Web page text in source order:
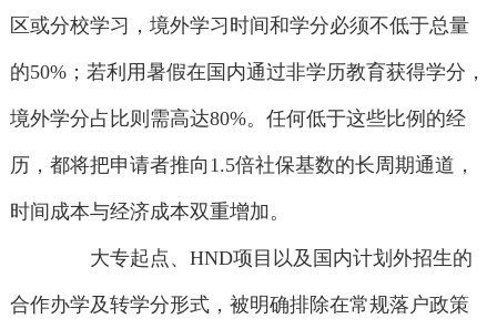
区或分校学习，境外学习时间和学分必须不低于总量
的50%；若利用暑假在国内通过非学历教育获得学分，
境外学分占比则需高达80%。任何低于这些比例的经
历，都将把申请者推向1.5倍社保基数的长周期通道，
时间成本与经济成本双重增加。
大专起点、HND项目以及国内计划外招生的
合作办学及转学分形式，被明确排除在常规落户政策